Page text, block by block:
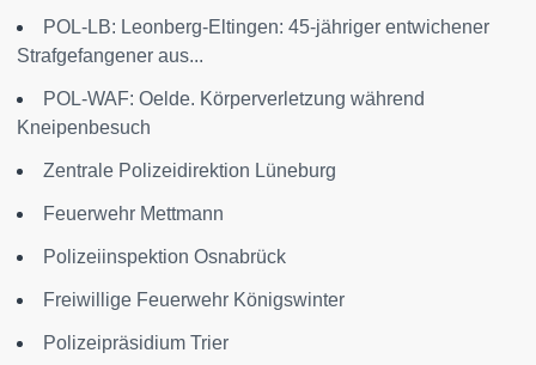
POL-LB: Leonberg-Eltingen: 45-jähriger entwichener
Strafgefangener aus...
POL-WAF: Oelde. Körperverletzung während
Kneipenbesuch
Zentrale Polizeidirektion Lüneburg
Feuerwehr Mettmann
Polizeiinspektion Osnabrück
Freiwillige Feuerwehr Königswinter
Polizeipräsidium Trier